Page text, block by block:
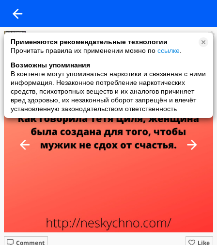
Применяются рекомендательные технологии
Прочитать правила их применении можно по ссылке
Возможны упоминания
В контенте могут упоминаться наркотики и связанная с ними
информация. Незаконное потребление наркотических
средств, психотропных веществ и их аналогов причиняет
вред здоровью, их незаконный оборот запрещён и влечёт
установленную законодательством ответственность
Алина Белова
added a photo
14 Jul в 15:59
Like
Comment